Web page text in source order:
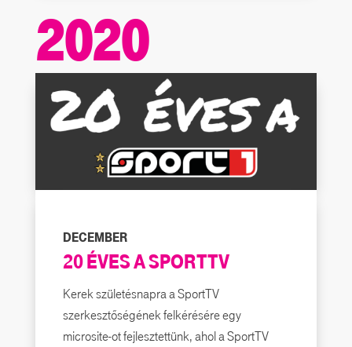
2020
DECEMBER
20 ÉVES A SPORTTV
Kerek születésnapra a SportTV
szerkesztőségének felkérésére egy
microsite-ot fejlesztettünk, ahol a SportTV